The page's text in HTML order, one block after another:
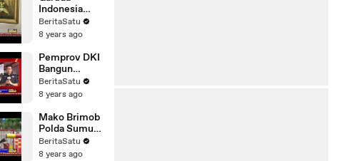
Mobile
Indonesia
Persiapkan
Diri Jelang
BeritaSatu
8 years ago
Pemprov DKI
Bangun
Fasilitas
Pengolahan
BeritaSatu
8 years ago
Mako Brimob
Polda Sumut
Perketat
Penjagaan
BeritaSatu
8 years ago